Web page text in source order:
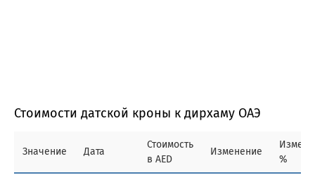
Стоимости датской кроны к дирхаму ОАЭ
Значение Дата
Стоимость
в AED
Изменение
%